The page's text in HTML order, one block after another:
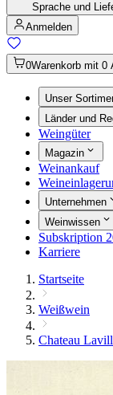
Sprache und
Anmelden
0Warenkorb mit 0
Unser
Länder und
Weingüter
Magazin
Weinankauf
Unternehmen
Weinwissen
Subskription
Karriere
Startseite
Weißwein
Chateau